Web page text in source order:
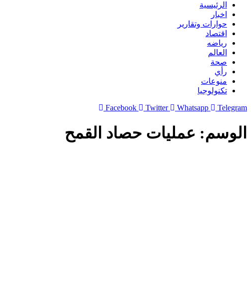
الرئيسية
اخبار
حوارات وتقارير
اقتصاد
رياضه
العالم
صحة
رأي
منوعات
تكنولوجيا
Facebook
Twitter Whatsapp Telegram
الوسم: عمليات حصاد القمح